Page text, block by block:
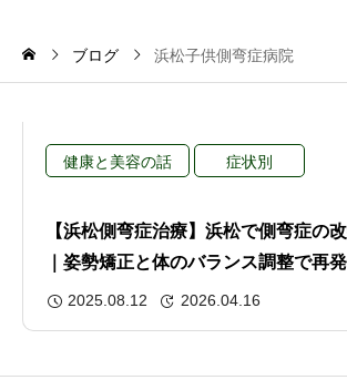
ブログ 浜松子供側弯症病院
健康と美容の話 症状別
【浜松側弯症治療】浜松で側弯症の
｜姿勢矯正と体のバランス調整で再
2025.08.12 2026.04.16